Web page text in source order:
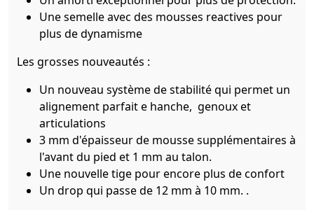
Une semelle avec des mousses reactives pour
plus de dynamisme
Les grosses nouveautés :
Un nouveau système de stabilité qui permet un
alignement parfait e hanche, genoux et
articulations
3 mm d'épaisseur de mousse supplémentaires à
l'avant du pied et 1 mm au talon.
Une nouvelle tige pour encore plus de confort
Un drop qui passe de 12 mm à 10 mm. .